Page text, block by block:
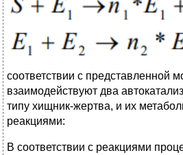
соответствии с представленной
взаимодействуют два
типу хищник-жертва, и их
реакциями:
В соответствии с реакциями